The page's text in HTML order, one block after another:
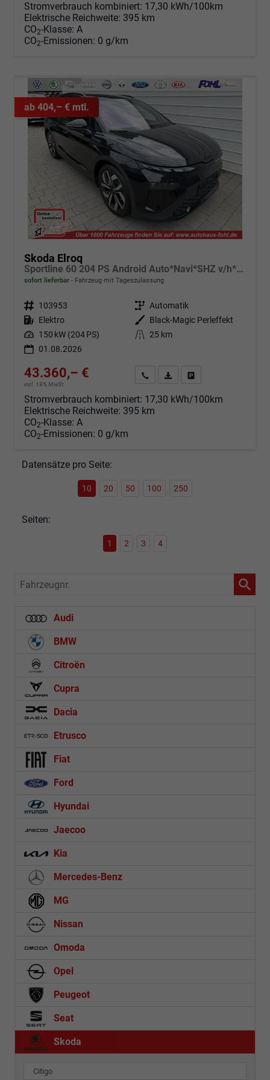
Stromverbrauch kombiniert: 17,30 kWh/100km
Elektrische Reichweite: 395 km
CO2-Klasse: A
CO2-Emissionen: 0 g/km
ab 404,– € mtl.
Skoda Elroq
Sportline 60 204 PS Android Auto*Navi*SHZ v/h*Kamera*E-Heck*Kessy*ACC
sofort lieferbar Fahrzeug mit Tageszulassung
Fahrzeugnr. 103953 Getriebe Automatik
Kraftstoff Elektro Außenfarbe
Black-Magic Perleffekt
Leistung 150 kW (204 PS) Kilometerstand 25 km
01.08.2026
43.360,– €
incl. 19% MwSt.
Angebot anfordern
Fahrzeugexpose (PDF)
Stromverbrauch kombiniert: 17,30 kWh/100km
Elektrische Reichweite: 395 km
CO2-Klasse: A
CO2-Emissionen: 0 g/km
Datensätze pro Seite:
10 20 50 100 250
Seiten:
1 2 3 4
Fahrzeugnr.
Audi
BMW
Citroën
Cupra
Dacia
Etrusco
Fiat
Ford
Hyundai
Jaecoo
Kia
Mercedes-Benz
MG
Nissan
Omoda
Opel
Peugeot
Seat
Skoda
Citigo